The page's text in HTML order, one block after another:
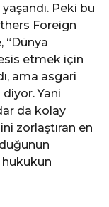
Peki bu
Foreign
“Dünya
etmek için
ama asgari
Yani
da kolay
zorlaştıran en
hukukun